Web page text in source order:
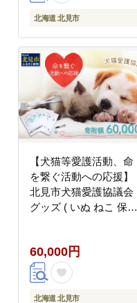
北海道 北見市
【犬猫等愛護活動、命
を繋ぐ活動への応援】
北見市犬猫愛護協議会
グッズ ( いぬ ねこ 保護
【144-0004】
60,000円
北海道 北見市